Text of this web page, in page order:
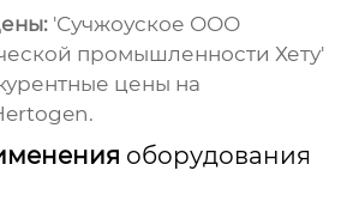
'Сучжоуское ООО
промышленности Хету'
цены на
.
оборудования